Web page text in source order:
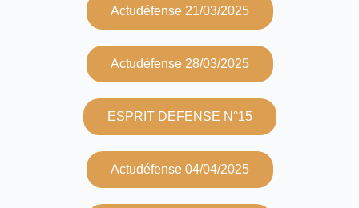
Actudéfense 21/03/2025
Actudéfense 28/03/2025
ESPRIT DEFENSE N°15
Actudéfense 04/04/2025